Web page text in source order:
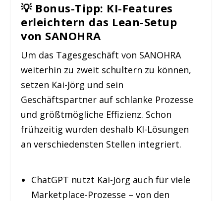
💡 Bonus-Tipp: KI-Features
erleichtern das Lean-Setup
von SANOHRA
Um das Tagesgeschäft von SANOHRA
weiterhin zu zweit schultern zu können,
setzen Kai-Jörg und sein
Geschäftspartner auf schlanke Prozesse
und größtmögliche Effizienz. Schon
frühzeitig wurden deshalb KI-Lösungen
an verschiedensten Stellen integriert.
ChatGPT nutzt Kai-Jörg auch für viele
Marketplace-Prozesse – von den